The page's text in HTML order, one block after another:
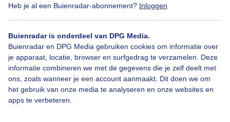
Heb je al een Buienradar-abonnement? Inloggen
Buienradar is onderdeel van DPG Media.
Buienradar en DPG Media gebruiken cookies om informatie over
je apparaat, locatie, browser en surfgedrag te verzamelen. Deze
informatie combineren we met de gegevens die je zelf deelt met
ons, zoals wanneer je een account aanmaakt. Dit doen we om
het gebruik van onze media te analyseren en onze websites en
apps te verbeteren.
Bekijk slideshow